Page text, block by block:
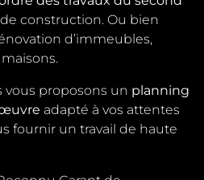
de construction. Ou bien
d’immeubles,
vous proposons un planning
adapté à vos attentes
fournir un travail de haute